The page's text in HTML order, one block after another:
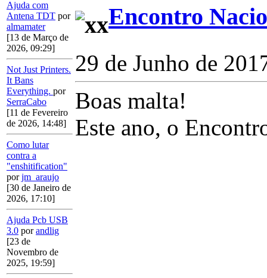
Ajuda com
Antena TDT por
almamater
[13 de Março de
2026, 09:29]
Not Just Printers.
It Bans
Everything. por
SerraCabo
[11 de Fevereiro
de 2026, 14:48]
Como lutar
contra a
"enshitification"
porjm_araujo
[30 de Janeiro de
2026, 17:10]
Ajuda Pcb USB
3.0 porandlig
[23 de
Novembro de
2025, 19:59]
Encontro
29 de Junho de
Boas malta!
Este ano, o